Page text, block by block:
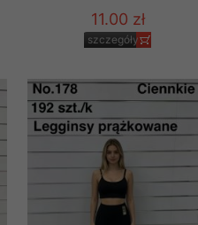
11.00 zł
szczegóły